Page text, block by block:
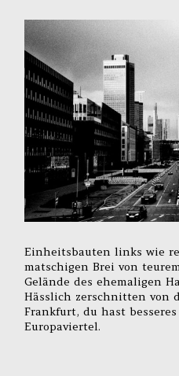
Einheitsbauten links wie
matschigen Brei von
Gelände des ehemaligen
Hässlich zerschnitten von
Frankfurt, du hast
Europaviertel.